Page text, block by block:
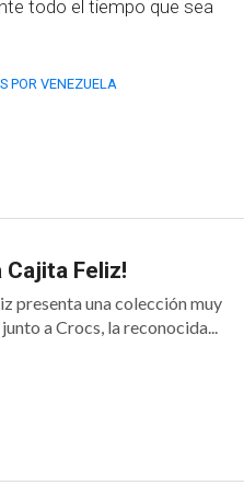
todo el tiempo que sea
POR VENEZUELA
Cajita Feliz!
presenta una colección muy
a Crocs, la reconocida...